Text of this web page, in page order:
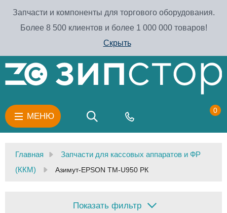
Запчасти и компоненты для торгового оборудования.
Более 8 500 клиентов и более 1 000 000 товаров!
Скрыть
МЕНЮ
0
Главная
Запчасти для кассовых аппаратов и ФР
(ККМ)
Азимут-EPSON TM-U950 РК
Показать фильтр